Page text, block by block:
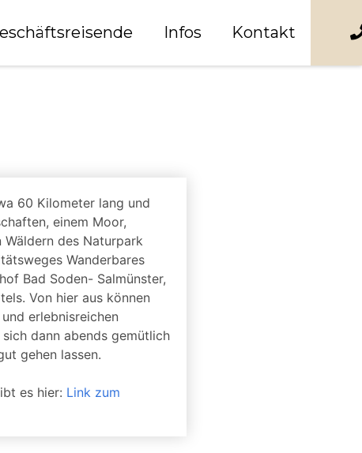
Infos Kontakt
60 Kilometer lang und
einem Moor,
des Naturpark
Wanderbares
Bad Soden- Salmünster,
Von hier aus können
erlebnisreichen
dann abends gemütlich
gehen lassen.
es hier: Link zum